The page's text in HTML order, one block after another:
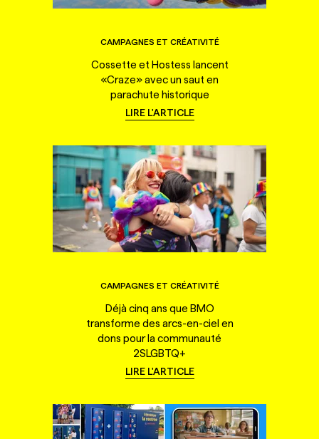
CAMPAGNES ET CRÉATIVITÉ
Cossette et Hostess lancent
«Craze» avec un saut en
parachute historique
LIRE L'ARTICLE
CAMPAGNES ET CRÉATIVITÉ
Déjà cinq ans que BMO
transforme des arcs-en-ciel en
dons pour la communauté
2SLGBTQ+
LIRE L'ARTICLE